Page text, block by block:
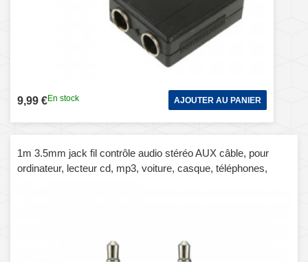
9,99 €En stock AJOUTER AU PANIER
1m 3.5mm jack fil contrôle audio stéréo AUX câble, pour
ordinateur, lecteur cd, mp3, voiture, casque, téléphones,